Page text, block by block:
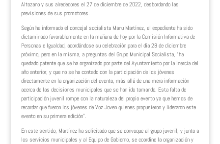
Altozano y sus alrededores el 27 de diciembre de 2022, desbordando las
previsiones de sus promotores.
Según ha informado el concejal socialista Manu Martínez, el expediente ha sido
dictaminado favorablemente en la mañana de hoy por la Comisión Informativa de
Personas e Igualdad, acordándose su celebración para el día 28 de diciembre
próximo, pero en la misma, a preguntas del Grupo Municipal Socialista, “ha
quedado patente que se ha organizado por parte del Ayuntamiento por la inercia del
año anterior, y que no se ha contado con la participación de los jóvenes
directamente en la organización del evento, más allá de una mera información
acerca de las decisiones municipales que se han ido tomando. Esta falta de
participación juvenil rompe con la naturaleza del propio evento ya que hemos de
recordar que fueron los jóvenes de Voz Joven quienes propusieron y lideraron este
evento en su primera edición”.
En este sentido, Martínez ha solicitado que se convoque al grupo juvenil, y junto a
los servicios municipales y al Equipo de Gobierno, se coordine la organización y